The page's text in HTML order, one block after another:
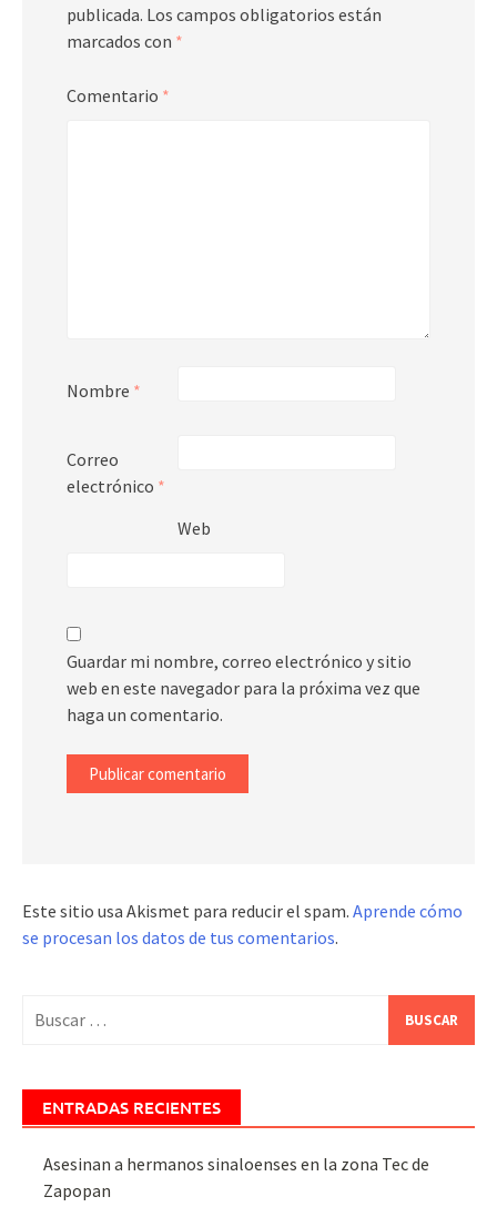
publicada. Los campos obligatorios están
marcados con *
Comentario *
Nombre *
Correo
electrónico *
Web
Guardar mi nombre, correo electrónico y sitio
web en este navegador para la próxima vez que
haga un comentario.
Este sitio usa Akismet para reducir el spam. Aprende cómo
se procesan los datos de tus comentarios.
ENTRADAS RECIENTES
Asesinan a hermanos sinaloenses en la zona Tec de
Zapopan